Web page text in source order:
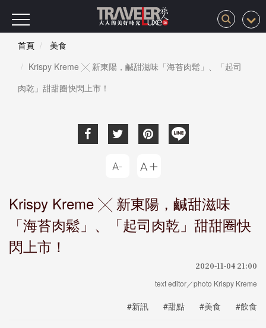
首頁
美食
Krispy Kreme ╳ 新東陽，鹹甜滋味「海苔肉鬆」、「起司
肉乾」甜甜圈快閃上市！
Krispy Kreme ╳ 新東陽，鹹甜滋味
「海苔肉鬆」、「起司肉乾」甜甜圈快
閃上市！
2020-11-04 21:00
text editor／photo Krispy Kreme
#新訊 #甜點 #美食 #飲食